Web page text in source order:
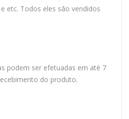
etc. Todos eles são vendidos
podem ser efetuadas em até 7
do produto.